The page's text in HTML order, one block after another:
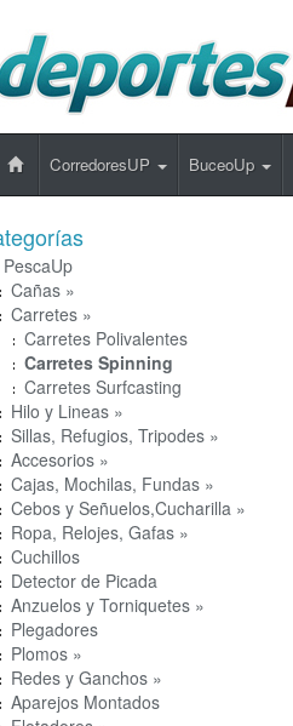
CorredoresUP BuceoUp
PescaUp
Cañas »
Carretes »
Carretes Polivalentes
Carretes Spinning
Carretes Surfcasting
Hilo y Lineas »
Sillas, Refugios, Tripodes »
Accesorios »
Cajas, Mochilas, Fundas »
Cebos y Señuelos,Cucharilla »
Ropa, Relojes, Gafas »
Cuchillos
Detector de Picada
Anzuelos y Torniquetes »
Plegadores
Plomos »
Redes y Ganchos »
Aparejos Montados